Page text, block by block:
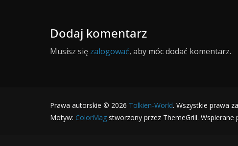
Dodaj komentarz
Musisz się zalogować, aby móc dodać komentarz.
Prawa autorskie © 2026 Tolkien-World. Wszystkie prawa
Motyw: ColorMag stworzony przez ThemeGrill. Wspierane